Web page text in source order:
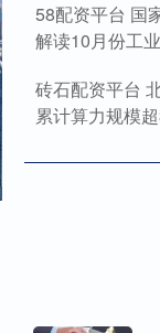
58配资平台 国
解读10月份工
砖石配资平台
累计算力规模